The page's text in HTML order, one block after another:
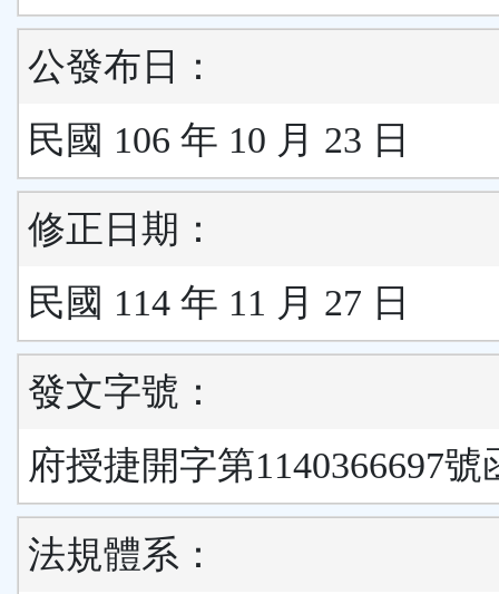
公發布日：
民國 106 年 10 月 23 日
修正日期：
民國 114 年 11 月 27 日
發文字號：
府授捷開字第1140366697號
法規體系：